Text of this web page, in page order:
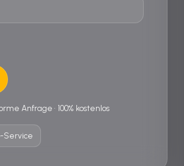
Anfrage • 100% kostenlos
Service